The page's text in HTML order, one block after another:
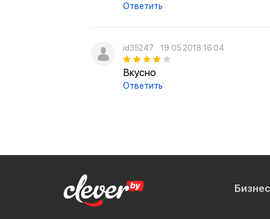
Ответить
id35247 19.05.2018 16:04
Вкусно
Ответить